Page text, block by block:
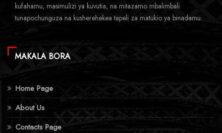
kufahamu, masimulizi ya kuvutia, na mitazamo mbalimbali
tunapochunguza na kusherehekea tapeli za matukio ya binadamu.
MAKALA BORA
Home Page
About Us
Contacts Page